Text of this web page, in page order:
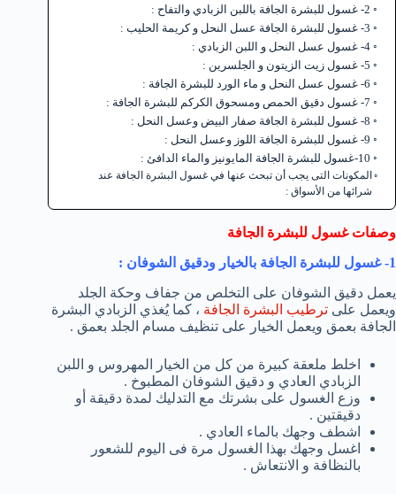
2- غسول للبشرة الجافة باللبن الزبادي والتفاح :
3- غسول للبشرة الجافة عسل النحل و كريمة الحليب :
4- غسول عسل النحل و اللبن الزبادي :
5- غسول زيت الزيتون و الجلسرين :
6- غسول عسل النحل و ماء الورد للبشرة الجافة :
7- غسول دقيق الحمص ومسحوق الكركم للبشرة الجافة :
8- غسول للبشرة الجافة صفار البيض وعسل النحل :
9- غسول للبشرة الجافة اللوز وعسل النحل :
10-غسول للبشرة الجافة المايونيز والماء الدافئ :
المكونات التى يجب أن تبحث عنها في غسول البشرة الجافة عند
شرائها من الأسواق :
وصفات غسول للبشرة الجافة
1- غسول للبشرة الجافة بالخيار ودقيق الشوفان :
يعمل دقيق الشوفان على التخلص من جفاف وحكة الجلد
ويعمل على ترطيب البشرة الجافة ، كما يُغذي الزبادي البشرة
الجافة بعمق ويعمل الخيار على تنظيف مسام الجلد بعمق .
اخلط ملعقة كبيرة من كل من الخيار المهروس و اللبن
الزبادي العادي و دقيق الشوفان المطبوخ .
وزع الغسول على بشرتك مع التدليك لمدة دقيقة أو
دقيقتين .
اشطف وجهك بالماء العادي .
اغسل وجهك بهذا الغسول مرة فى اليوم للشعور
بالنظافة و الانتعاش .